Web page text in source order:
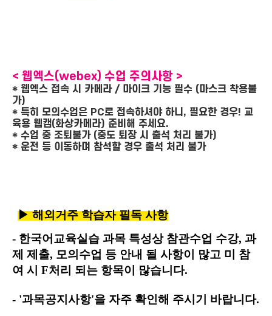
< 웹엑스(webex) 수업 주의사항 >
* 웹엑스 접속 시 카메라 / 마이크 기능 필수 (마스크 착용불
가)
* 특히 모의수업은 PC로 접속하셔야 하니, 필요한 경우! 교
육용 웹캠(화상카메라) 준비해 주세요.
* 수업 중 조퇴불가 (중도 퇴장 시 출석 처리 불가)
* 운전 등 이동하며 참석할 경우 출석 처리 불가
▶해외거주 학습자 필독 사항
- 한국어교육실습 과목 특성상 참관수업 수강, 과
제 제출, 모의수업 등 안내 될 사항이 많고 미 참
여 시 F처리 되는 항목이 많습니다.
- '과목공지사항'을 자주 확인해 주시기 바랍니다.